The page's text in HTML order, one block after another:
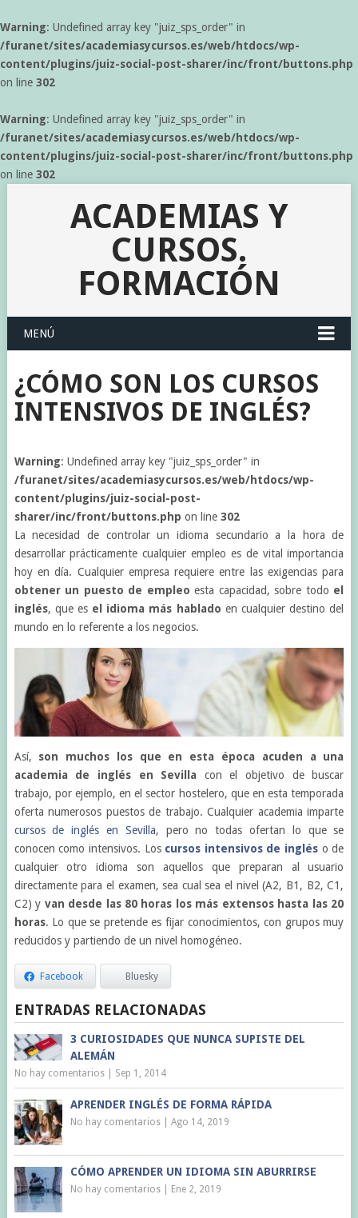
Warning: Undefined array key "juiz_sps_order" in
/furanet/sites/academiasycursos.es/web/htdocs/wp-
content/plugins/juiz-social-post-sharer/inc/front/buttons.php
on line 302
Warning: Undefined array key "juiz_sps_order" in
/furanet/sites/academiasycursos.es/web/htdocs/wp-
content/plugins/juiz-social-post-sharer/inc/front/buttons.php
on line 302
ACADEMIAS Y
CURSOS.
FORMACIÓN
MENÚ
¿CÓMO SON LOS CURSOS
INTENSIVOS DE INGLÉS?
Warning: Undefined array key "juiz_sps_order" in
/furanet/sites/academiasycursos.es/web/htdocs/wp-
content/plugins/juiz-social-post-
sharer/inc/front/buttons.php on line 302
La necesidad de controlar un idioma secundario a la hora de
desarrollar prácticamente cualquier empleo es de vital importancia
hoy en día. Cualquier empresa requiere entre las exigencias para
obtener un puesto de empleo esta capacidad, sobre todo el
inglés, que es el idioma más hablado en cualquier destino del
mundo en lo referente a los negocios.
Así, son muchos los que en esta época acuden a una
academia de inglés en Sevilla con el objetivo de buscar
trabajo, por ejemplo, en el sector hostelero, que en esta temporada
oferta numerosos puestos de trabajo. Cualquier academia imparte
cursos de inglés en Sevilla, pero no todas ofertan lo que se
conocen como intensivos. Los cursos intensivos de inglés o de
cualquier otro idioma son aquellos que preparan al usuario
directamente para el examen, sea cual sea el nivel (A2, B1, B2, C1,
C2) y van desde las 80 horas los más extensos hasta las 20
horas. Lo que se pretende es fijar conocimientos, con grupos muy
reducidos y partiendo de un nivel homogéneo.
Facebook Bluesky
ENTRADAS RELACIONADAS
3 CURIOSIDADES QUE NUNCA SUPISTE DEL
ALEMÁN
No hay comentarios| Sep 1, 2014
APRENDER INGLÉS DE FORMA RÁPIDA
No hay comentarios| Ago 14, 2019
CÓMO APRENDER UN IDIOMA SIN ABURRIRSE
No hay comentarios| Ene 2, 2019